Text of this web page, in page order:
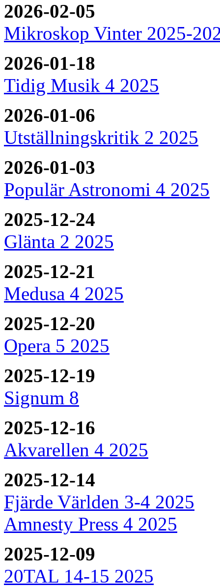
2026-02-05
Mikroskop Vinter 2025-
2026-01-18
Tidig Musik 4 2025
2026-01-06
Utställningskritik 2 2025
2026-01-03
Populär Astronomi 4 2025
2025-12-24
Glänta 2 2025
2025-12-21
Medusa 4 2025
2025-12-20
Opera 5 2025
2025-12-19
Signum 8
2025-12-16
Akvarellen 4 2025
2025-12-14
Fjärde Världen 3-4 2025
Amnesty Press 4 2025
2025-12-09
20TAL 14-15 2025